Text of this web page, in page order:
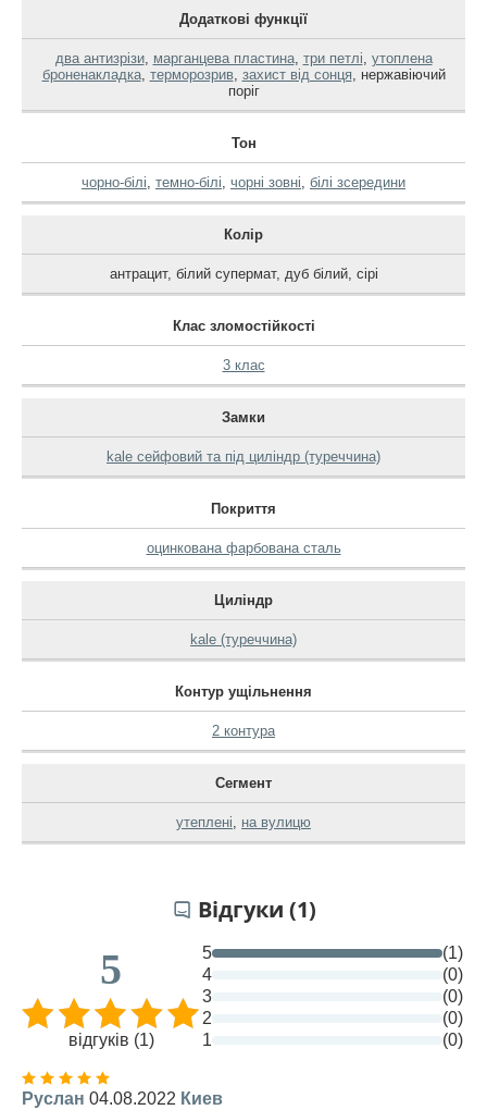
Додаткові функції
два антизрізи, марганцева пластина, три петлі, утоплена
броненакладка, терморозрив, захист від сонця, нержавіючий
поріг
Тон
чорно-білі, темно-білі, чорні зовні, білі зсередини
Колір
антрацит, білий супермат, дуб білий, сірі
Клас зломостійкості
3 клас
Замки
kale сейфовий та під циліндр (туреччина)
Покриття
оцинкована фарбована сталь
Циліндр
kale (туреччина)
Контур ущільнення
2 контура
Сегмент
утеплені, на вулицю
Відгуки (1)
5
відгуків (1)
5
(1)
4
(0)
3
(0)
2
(0)
1
(0)
Руслан 04.08.2022 Киев